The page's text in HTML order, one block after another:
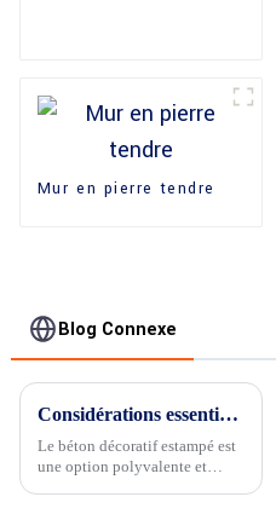
Mur en pierre tendre
Blog Connexe
Considérations essentielles pour la construction en béton décoratif estampé
Le béton décoratif estampé est
une option polyvalente et